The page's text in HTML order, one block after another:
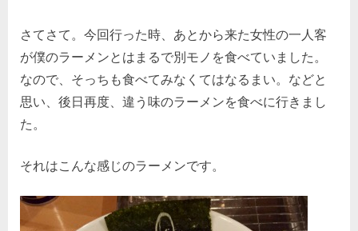
さてさて。今回行った時、あとから来た女性の一人客
が僕のラーメンとはまるで別モノを食べていました。
なので、そっちも食べてみなくてはなるまい。などと
思い、後日再度、違う味のラーメンを食べに行きまし
た。
それはこんな感じのラーメンです。